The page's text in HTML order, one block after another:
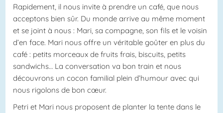
Rapidement, il nous invite à prendre un café, que nous
acceptons bien sûr. Du monde arrive au même moment
et se joint à nous : Mari, sa compagne, son fils et le voisin
d’en face. Mari nous offre un véritable goûter en plus du
café : petits morceaux de fruits frais, biscuits, petits
sandwichs… La conversation va bon train et nous
découvrons un cocon familial plein d’humour avec qui
nous rigolons de bon cœur.
Petri et Mari nous proposent de planter la tente dans le